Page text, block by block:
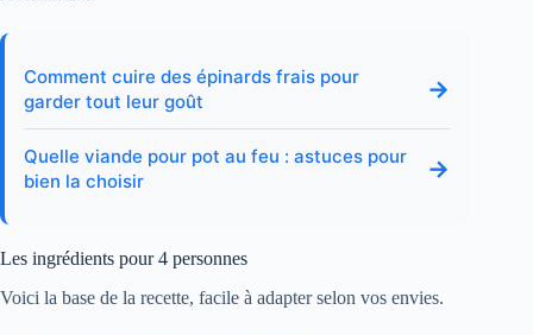
Comment cuire des épinards frais pour
garder tout leur goût
→
Quelle viande pour pot au feu : astuces pour
bien la choisir
→
Les ingrédients pour 4 personnes
Voici la base de la recette, facile à adapter selon vos envies.